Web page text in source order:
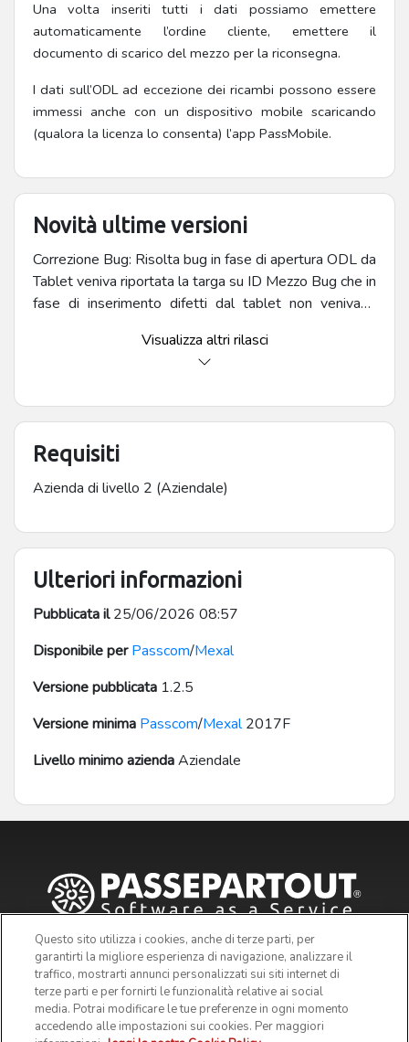
Una volta inseriti tutti i dati possiamo emettere
automaticamente l’ordine cliente, emettere il
documento di scarico del mezzo per la riconsegna.
I dati sull’ODL ad eccezione dei ricambi possono essere
immessi anche con un dispositivo mobile scaricando
(qualora la licenza lo consenta) l’app PassMobile.
Novità ultime versioni
Correzione Bug: Risolta bug in fase di apertura ODL da
Tablet veniva riportata la targa su ID Mezzo Bug che in
fase di inserimento difetti dal tablet non venivano
Visualizza altri rilasci
Requisiti
Azienda di livello 2 (Aziendale)
Ulteriori informazioni
Pubblicata il25/06/2026 08:57
Disponibile per Passcom/Mexal
Versione pubblicata 1.2.5
Versione minima Passcom/Mexal2017F
Livello minimo aziendaAziendale
Questo sito utilizza i cookies, anche di terze parti, per
garantirti la migliore esperienza di navigazione, analizzare il
traffico, mostrarti annunci personalizzati sui siti internet di
terze parti e per fornirti le funzionalità relative ai social
media. Potrai modificare le tue preferenze in ogni momento
accedendo alle impostazioni sui cookies. Per maggiori